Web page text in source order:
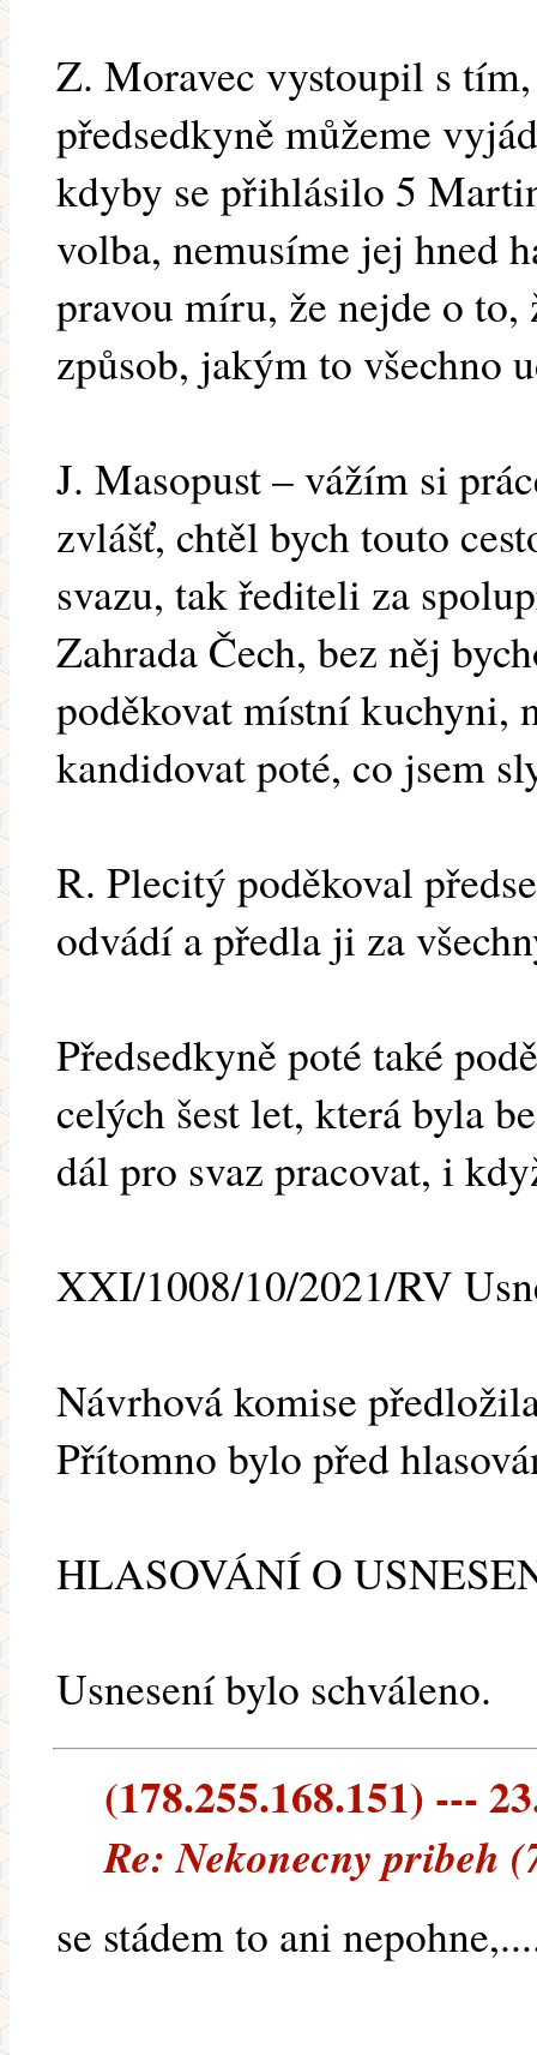
Z. Moravec vystoupil s
předsedkyně můžeme
kdyby se přihlásilo 5
volba, nemusíme jej hned
pravou míru, že nejde o
způsob, jakým to všechno
J. Masopust – vážím si
zvlášť, chtěl bych touto
svazu, tak řediteli za
Zahrada Čech, bez něj
poděkovat místní kuchyni,
kandidovat poté, co jsem
R. Plecitý poděkoval
odvádí a předla ji za
Předsedkyně poté také
celých šest let, která byla
dál pro svaz pracovat, i
XXI/1008/10/2021/RV
Návrhová́ komise
Přítomno bylo před
HLASOVÁNÍ O
Usnesení bylo schváleno.
(178.255.168.151) ---
Re: Nekonecny pribeh
se stádem to ani